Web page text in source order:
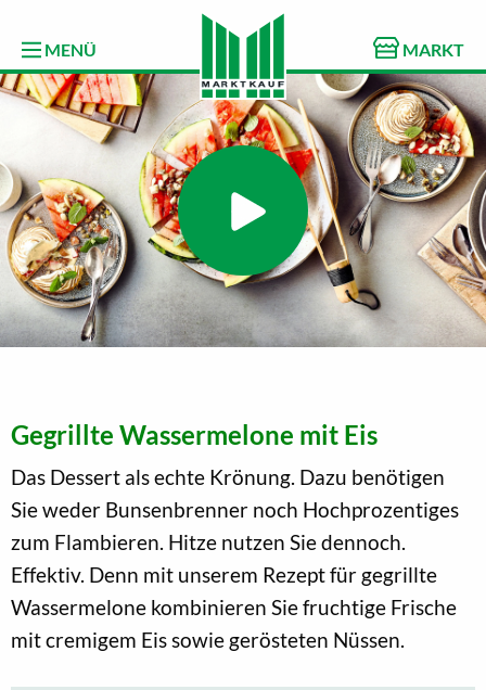
MENÜ MARKT
Gegrillte Wassermelone mit Eis
Das Dessert als echte Krönung. Dazu benötigen
Sie weder Bunsenbrenner noch Hochprozentiges
zum Flambieren. Hitze nutzen Sie dennoch.
Effektiv. Denn mit unserem Rezept für gegrillte
Wassermelone kombinieren Sie fruchtige Frische
mit cremigem Eis sowie gerösteten Nüssen.